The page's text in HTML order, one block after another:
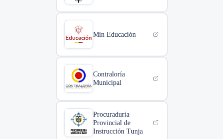
Min Educación
Contraloría
Municipal
Procuraduría
Provincial de
Instrucción Tunja